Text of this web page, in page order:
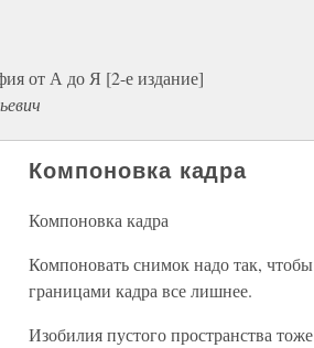
от А до Я [2-е издание]
Компоновка кадра
Компоновка кадра
Компоновать снимок надо так,
границами кадра все лишнее.
Изобилия пустого пространства